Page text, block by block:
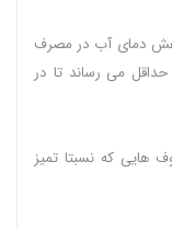
جی 513 نقره ای با کاهش دمای آب در مصرف
می رساند تا در
که نسبتا تمیز